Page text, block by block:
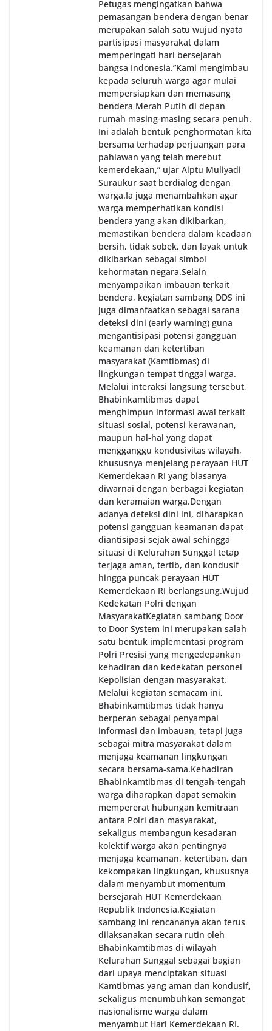
Petugas mengingatkan bahwa
pemasangan bendera dengan benar
merupakan salah satu wujud nyata
partisipasi masyarakat dalam
memperingati hari bersejarah
bangsa Indonesia.‎‎”Kami mengimbau
kepada seluruh warga agar mulai
mempersiapkan dan memasang
bendera Merah Putih di depan
rumah masing-masing secara penuh.
Ini adalah bentuk penghormatan kita
bersama terhadap perjuangan para
pahlawan yang telah merebut
kemerdekaan,” ujar Aiptu Muliyadi
Suraukur saat berdialog dengan
warga.‎‎Ia juga menambahkan agar
warga memperhatikan kondisi
bendera yang akan dikibarkan,
memastikan bendera dalam keadaan
bersih, tidak sobek, dan layak untuk
dikibarkan sebagai simbol
kehormatan negara.‎‎‎Selain
menyampaikan imbauan terkait
bendera, kegiatan sambang DDS ini
juga dimanfaatkan sebagai sarana
deteksi dini (early warning) guna
mengantisipasi potensi gangguan
keamanan dan ketertiban
masyarakat (Kamtibmas) di
lingkungan tempat tinggal warga.
Melalui interaksi langsung tersebut,
Bhabinkamtibmas dapat
menghimpun informasi awal terkait
situasi sosial, potensi kerawanan,
maupun hal-hal yang dapat
mengganggu kondusivitas wilayah,
khususnya menjelang perayaan HUT
Kemerdekaan RI yang biasanya
diwarnai dengan berbagai kegiatan
dan keramaian warga.‎‎Dengan
adanya deteksi dini ini, diharapkan
potensi gangguan keamanan dapat
diantisipasi sejak awal sehingga
situasi di Kelurahan Sunggal tetap
terjaga aman, tertib, dan kondusif
hingga puncak perayaan HUT
Kemerdekaan RI berlangsung.‎‎Wujud
Kedekatan Polri dengan
Masyarakat‎Kegiatan sambang Door
to Door System ini merupakan salah
satu bentuk implementasi program
Polri Presisi yang mengedepankan
kehadiran dan kedekatan personel
Kepolisian dengan masyarakat.
Melalui kegiatan semacam ini,
Bhabinkamtibmas tidak hanya
berperan sebagai penyampai
informasi dan imbauan, tetapi juga
sebagai mitra masyarakat dalam
menjaga keamanan lingkungan
secara bersama-sama.‎‎Kehadiran
Bhabinkamtibmas di tengah-tengah
warga diharapkan dapat semakin
mempererat hubungan kemitraan
antara Polri dan masyarakat,
sekaligus membangun kesadaran
kolektif warga akan pentingnya
menjaga keamanan, ketertiban, dan
kekompakan lingkungan, khususnya
dalam menyambut momentum
bersejarah HUT Kemerdekaan
Republik Indonesia.‎Kegiatan
sambang ini rencananya akan terus
dilaksanakan secara rutin oleh
Bhabinkamtibmas di wilayah
Kelurahan Sunggal sebagai bagian
dari upaya menciptakan situasi
Kamtibmas yang aman dan kondusif,
sekaligus menumbuhkan semangat
nasionalisme warga dalam
menyambut Hari Kemerdekaan RI.